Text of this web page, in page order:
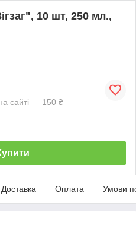
10 шт, 250 мл.,
сайті — 150 ₴
Доставка Оплата Умови